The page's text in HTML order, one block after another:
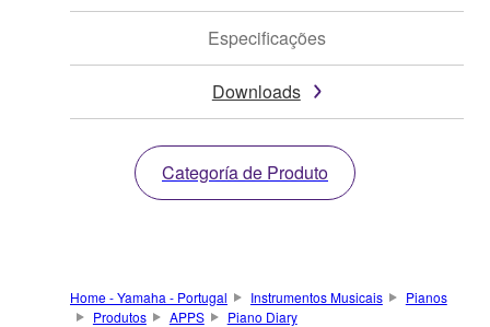
Especificações
Downloads
Categoría de Produto
Home - Yamaha - Portugal Instrumentos Musicais
Pianos
Produtos
APPS Piano Diary